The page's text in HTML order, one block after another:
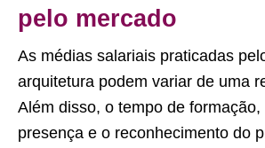
pelo mercado
As médias salariais praticadas
arquitetura podem variar de uma
Além disso, o tempo de formação,
presença e o reconhecimento do